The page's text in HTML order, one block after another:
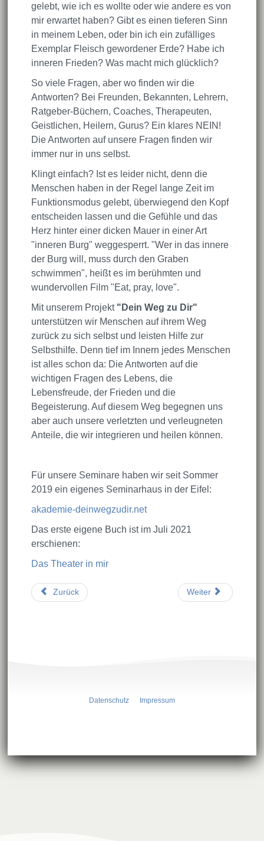
gelebt, wie ich es wollte oder wie andere es von
mir erwartet haben? Gibt es einen tieferen Sinn
in meinem Leben, oder bin ich ein zufälliges
Exemplar Fleisch gewordener Erde? Habe ich
inneren Frieden? Was macht mich glücklich?
So viele Fragen, aber wo finden wir die
Antworten? Bei Freunden, Bekannten, Lehrern,
Ratgeber-Büchern, Coaches, Therapeuten,
Geistlichen, Heilern, Gurus? Ein klares NEIN!
Die Antworten auf unsere Fragen finden wir
immer nur in uns selbst.
Klingt einfach? Ist es leider nicht, denn die
Menschen haben in der Regel lange Zeit im
Funktionsmodus gelebt, überwiegend den Kopf
entscheiden lassen und die Gefühle und das
Herz hinter einer dicken Mauer in einer Art
"inneren Burg" weggesperrt. "Wer in das innere
der Burg will, muss durch den Graben
schwimmen", heißt es im berühmten und
wundervollen Film "Eat, pray, love".
Mit unserem Projekt "Dein Weg zu Dir"
unterstützen wir Menschen auf ihrem Weg
zurück zu sich selbst und leisten Hilfe zur
Selbsthilfe. Denn tief im Innern jedes Menschen
ist alles schon da: Die Antworten auf die
wichtigen Fragen des Lebens, die
Lebensfreude, der Frieden und die
Begeisterung. Auf diesem Weg begegnen uns
aber auch unsere verletzten und verleugneten
Anteile, die wir integrieren und heilen können.
Für unsere Seminare haben wir seit Sommer
2019 ein eigenes Seminarhaus in der Eifel:
akademie-deinwegzudir.net
Das erste eigene Buch ist im Juli 2021
erschienen:
Das Theater in mir
Zurück Weiter
Datenschutz Impressum